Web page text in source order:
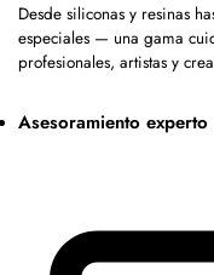
Desde siliconas y resinas
especiales — una gama
profesionales, artistas y
Asesoramiento experto